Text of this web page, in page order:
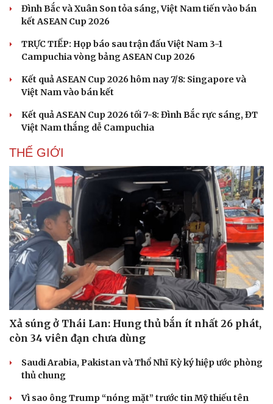
Đình Bắc và Xuân Son tỏa sáng, Việt Nam tiến vào bán
kết ASEAN Cup 2026
TRỰC TIẾP: Họp báo sau trận đấu Việt Nam 3-1
Campuchia vòng bảng ASEAN Cup 2026
Kết quả ASEAN Cup 2026 hôm nay 7/8: Singapore và
Việt Nam vào bán kết
Kết quả ASEAN Cup 2026 tối 7-8: Đình Bắc rực sáng, ĐT
Việt Nam thắng dễ Campuchia
THẾ GIỚI
Xả súng ở Thái Lan: Hung thủ bắn ít nhất 26 phát,
còn 34 viên đạn chưa dùng
Saudi Arabia, Pakistan và Thổ Nhĩ Kỳ ký hiệp ước phòng
thủ chung
Vì sao ông Trump “nóng mặt” trước tin Mỹ thiếu tên